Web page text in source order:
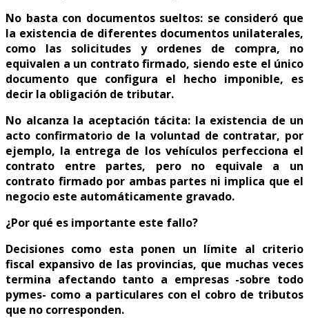
No basta con documentos sueltos: se consideró que
la existencia de diferentes documentos unilaterales,
como las solicitudes y ordenes de compra, no
equivalen a un contrato firmado, siendo este el único
documento que configura el hecho imponible, es
decir la obligación de tributar.
No alcanza la aceptación tácita: la existencia de un
acto confirmatorio de la voluntad de contratar, por
ejemplo, la entrega de los vehículos perfecciona el
contrato entre partes, pero no equivale a un
contrato firmado por ambas partes ni implica que el
negocio este automáticamente gravado.
¿Por qué es importante este fallo?
Decisiones como esta ponen un límite al criterio
fiscal expansivo de las provincias, que muchas veces
termina afectando tanto a empresas -sobre todo
pymes- como a particulares con el cobro de tributos
que no corresponden.